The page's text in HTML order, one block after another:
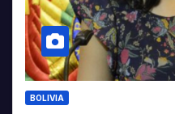
BOLIVIA